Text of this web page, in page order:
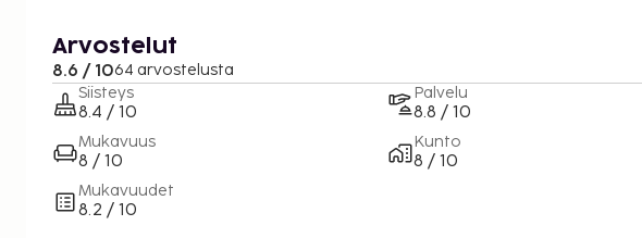
Arvostelut
8.6 / 1064 arvostelusta
Siisteys
8.4 / 10
Mukavuus
8 / 10
Mukavuudet
8.2 / 10
Palvelu
8.8 / 10
Kunto
8 / 10